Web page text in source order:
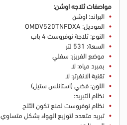
مواصفات ثلاجه اوشن:
البراند: اوشن
الموديل: OMDV520TNFDXA
النوع: ثلاجة نوفروست 4 باب
السعة: 531 لتر
موضع الفريزر: سفلي
بمبرد مياه: لا
تقنية الانفرتر: لا
اللون: فضي (استانلس ستيل)
نظام التبريد:
نظام نوفروست لمنع تكون الثلج
تبريد متعدد لتوزيع الهواء بشكل متساوي